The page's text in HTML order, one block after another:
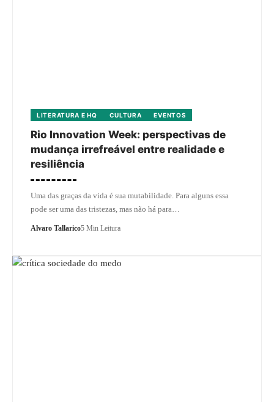
LITERATURA E HQ CULTURA EVENTOS
Rio Innovation Week: perspectivas de
mudança irrefreável entre realidade e
resiliência
Uma das graças da vida é sua mutabilidade. Para alguns essa
pode ser uma das tristezas, mas não há para…
Alvaro Tallarico5 Min Leitura